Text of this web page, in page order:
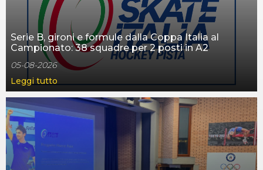
05-08-2026
Serie B, gironi e formule dalla Coppa Italia al
Campionato: 38 squadre per 2 posti in A2
Leggi tutto